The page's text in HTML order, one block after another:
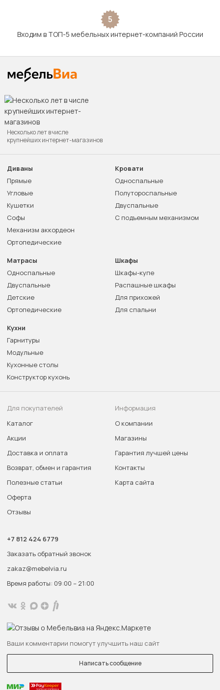
5
Входим в ТОП-5 мебельных интернет-компаний России
Несколько лет в числе
крупнейших интернет-магазинов
Диваны
Прямые
Угловые
Кушетки
Софы
Механизм аккордеон
Ортопедические
Кровати
Односпальные
Полутороспальные
Двуспальные
С подъемным механизмом
Матрасы
Односпальные
Двуспальные
Детские
Ортопедические
Шкафы
Шкафы-купе
Распашные шкафы
Для прихожей
Для спальни
Кухни
Гарнитуры
Модульные
Кухонные столы
Конструктор кухонь
Для покупателей
Каталог
Акции
Доставка и оплата
Возврат, обмен и гарантия
Полезные статьи
Оферта
Отзывы
Информация
О компании
Магазины
Гарантия лучшей цены
Контакты
Карта сайта
+7 812 424 6779
Заказать обратный звонок
zakaz@mebelvia.ru
Время работы: 09:00 – 21:00
Ваши комментарии помогут улучшить наш сайт
Написать сообщение